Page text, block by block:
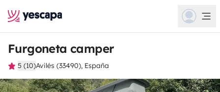
Furgoneta camper
5 (10)Avilés (33490), España